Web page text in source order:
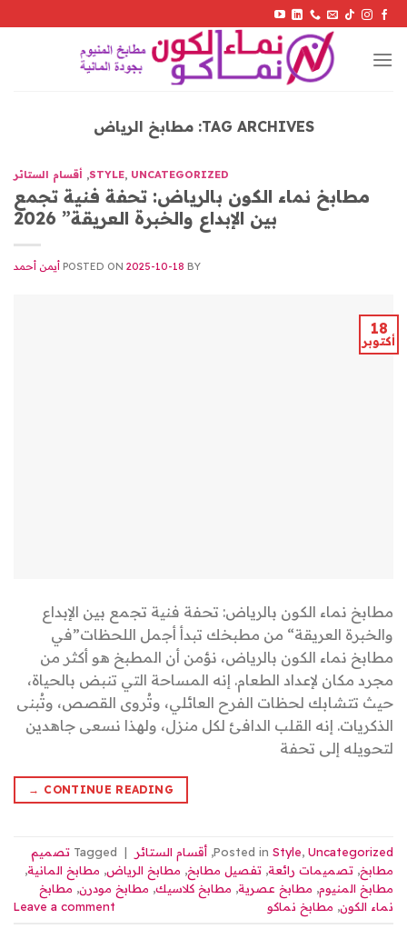
Skip
content
TAG ARCHIVES: مطابخ الرياض
STYLE, UNCATEGORIZED
, أقسام الستائر
مطابخ نماء الكون بالرياض: تحفة فنية تجمع
بين الإبداع والخبرة العريقة” 2026
POSTED ON 2025-10-18 BY أيمن أحمد
18
أكتوبر
مطابخ نماء الكون بالرياض: تحفة فنية تجمع بين الإبداع
والخبرة العريقة“ من مطبخك تبدأ أجمل اللحظات”في
مطابخ نماء الكون بالرياض، نؤمن أن المطبخ هو أكثر من
مجرد مكان لإعداد الطعام. إنه المساحة التي تنبض بالحياة،
حيث تتشابك لحظات الفرح العائلي، وتُروى القصص، وتُبنى
الذكريات. إنه القلب الدافئ لكل منزل، ولهذا نسعى جاهدين
لتحويله إلى تحفة
CONTINUE READING
→
Posted in Style, Uncategorized
, أقسام الستائر |
Tagged تصميم
مطابخ, تصميمات رائعة, تفصيل مطابخ, مطابخ الرياض, مطابخ المانية,
مطابخ المنيوم, مطابخ عصرية, مطابخ كلاسيك, مطابخ مودرن, مطابخ
نماء الكون, مطابخ نماكو Leave a comment